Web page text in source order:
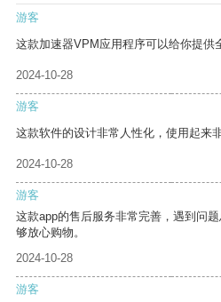
游客
这款加速器VPM应用程序可以给你提供
2024-10-28
游客
这款软件的设计非常人性化，使用起来
2024-10-28
游客
这款app的售后服务非常完善，遇到问
够放心购物。
2024-10-28
游客